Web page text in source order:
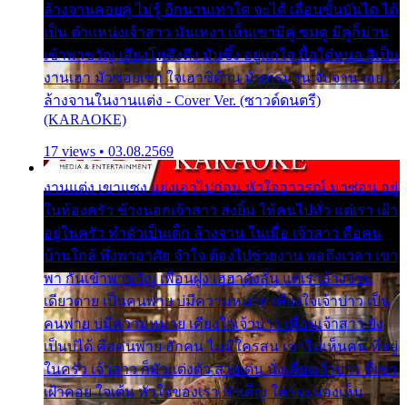
ล้างจานคอยคู่ ไม่รู้ อีกนานเท่าใด จะได้ เลื่อนขั้นบันได ได้
เป็น ตำแหน่งเจ้าสาว มันเหงา เห็นเขามีคู่ ซมดู มีคู่ก็ม่วน
เข้าพาขวัญ เสียงโห่ตึงตึง มันซึ้ง อยู่แก่ใจ มื้อใด๋หนอ สิเป็น
งานเฮา มัวซอยเขา ใจเฮาซิด้าน มันทรมาน จับจาน เอย…
ล้างจานในงานแต่ง - Cover Ver. (ซาวด์ดนตรี)
(KARAOKE)
17 views • 03.08.2569
งานแต่ง เขาแซง แย่งเอาไปก่อน หัวใจอาวรณ์ มาซ่อน อยู่
ในห้องครัว ข้างนอกเจ้าสาว ส่งยิ้ม ให้คนไปทั่ว แต่เรา เฝ้า
อยู่ในครัว ทำตัวเป็นเด็ก ล้างจาน ในเมื่อ เจ้าสาว คือคน
บ้านใกล้ พึ่งพาอาศัย จำใจ ต้องไปช่วยงาน พอถึงเวลา เขา
พา กันเข้าพาขวัญ เพื่อนฝูง เฮฮาดังลั่น แต่เราล้างจาน
เดียวดาย เป็นคนพ่าย บ่มีความหมาย เคียงใจเจ้าบ่าว เป็น
คนพ่าย บ่มีความหมาย เคียงใจเจ้าบ่าว เพื่อนเจ้าสาว ยัง
เป็นบ่ได้ คือคนพ่าย ฮักคน ไม่มีใครสน เขาไม่เห็นคน ที่อยู่
ในครัว เจ้าสาว ก็มัวแต่งตัว สวยเด่น นั่งเคียงเจ้าบ่าว ที่เขา
เฝ้าคอย ใจเต้น หัวใจของเรา ลำเค็ญ ใครจะมองเห็น